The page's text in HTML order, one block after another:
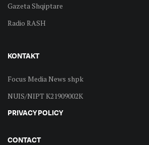
Gazeta Shqiptare
Radio RASH
KONTAKT
Focus Media News shpk
NUIS/NIPT K21909002K
PRIVACY POLICY
CONTACT